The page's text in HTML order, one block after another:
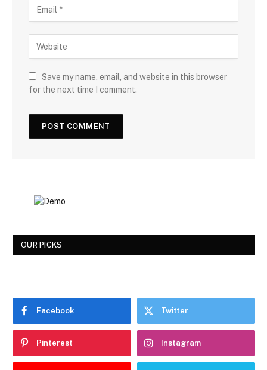
Save my name, email, and website in this browser
for the next time I comment.
OUR PICKS
Facebook Twitter
Pinterest Instagram